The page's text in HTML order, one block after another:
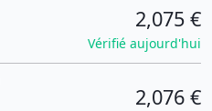
2,075 €
Vérifié aujourd'hui
2,076 €